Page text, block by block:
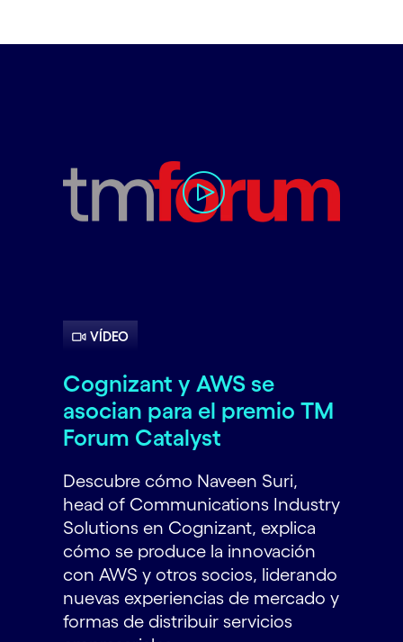
VÍDEO
Cognizant y AWS se
asocian para el premio TM
Forum Catalyst
Descubre cómo Naveen Suri,
head of Communications Industry
Solutions en Cognizant, explica
cómo se produce la innovación
con AWS y otros socios, liderando
nuevas experiencias de mercado y
formas de distribuir servicios